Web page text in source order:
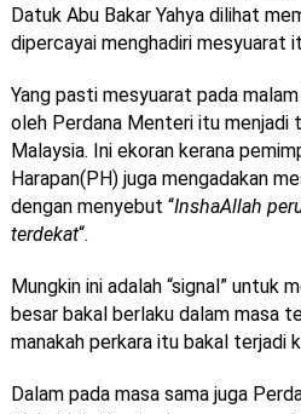
Datuk Abu Bakar Yahya dilihat
dipercayai menghadiri mesyuarat
Yang pasti mesyuarat pada
oleh Perdana Menteri itu menjadi
Malaysia. Ini ekoran kerana
Harapan(PH) juga mengadakan
dengan menyebut “InshaAllah
terdekat“.
Mungkin ini adalah “signal” untuk
besar bakal berlaku dalam masa
manakah perkara itu bakal terjadi
Dalam pada masa sama juga